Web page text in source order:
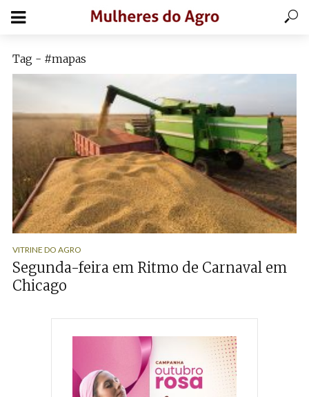
Tag - #mapas
VITRINE DO AGRO
Segunda-feira em Ritmo de Carnaval em
Chicago